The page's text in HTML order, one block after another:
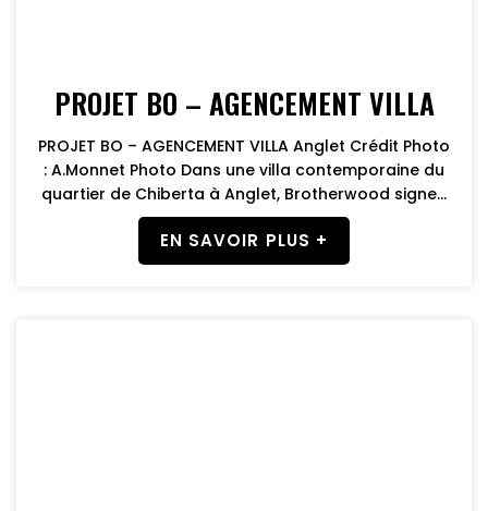
PROJET BO – AGENCEMENT VILLA
PROJET BO – AGENCEMENT VILLA Anglet Crédit Photo
: A.Monnet Photo Dans une villa contemporaine du
quartier de Chiberta à Anglet, Brotherwood signe...
EN SAVOIR PLUS +